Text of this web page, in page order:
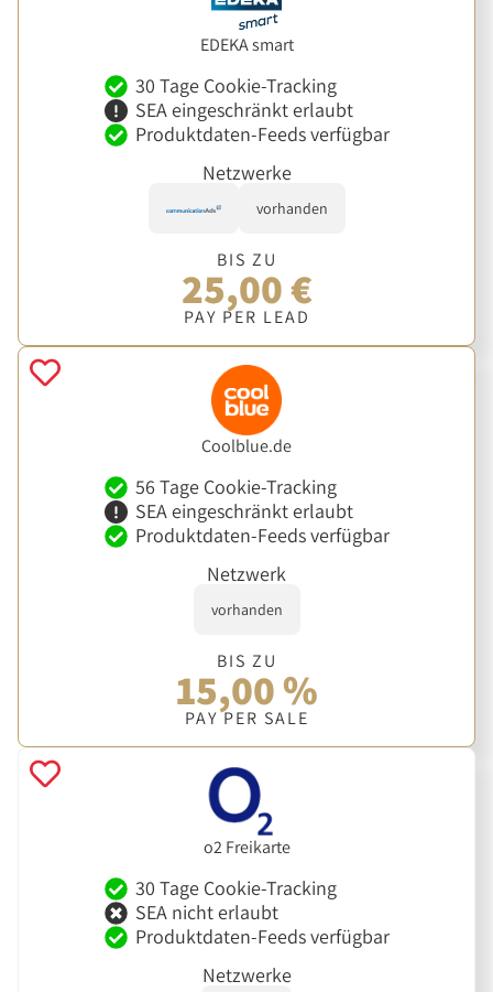
EDEKA smart
30 Tage Cookie-Tracking
SEA eingeschränkt erlaubt
Produktdaten-Feeds verfügbar
Netzwerke
vorhanden
BIS ZU
25,00 €
PAY PER LEAD
Coolblue.de
56 Tage Cookie-Tracking
SEA eingeschränkt erlaubt
Produktdaten-Feeds verfügbar
Netzwerk
vorhanden
BIS ZU
15,00 %
PAY PER SALE
o2 Freikarte
30 Tage Cookie-Tracking
SEA nicht erlaubt
Produktdaten-Feeds verfügbar
Netzwerke